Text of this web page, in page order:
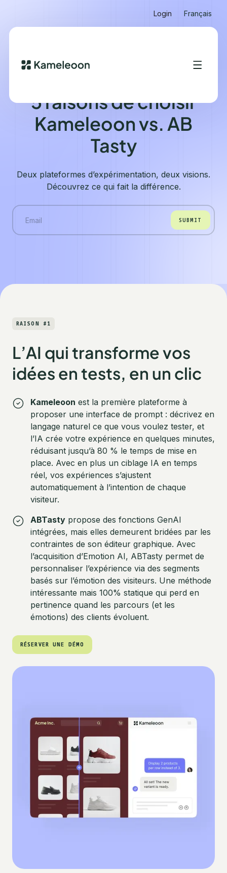
Login Français
5 raisons de choisir
Kameleoon vs. AB
Tasty
Deux plateformes d’expérimentation, deux visions.
Découvrez ce qui fait la différence.
SUBMIT
RAISON #1
L’AI qui transforme vos
idées en tests, en un clic
Kameleoon est la première plateforme à
proposer une interface de prompt : décrivez en
langage naturel ce que vous voulez tester, et
l’IA crée votre expérience en quelques minutes,
réduisant jusqu’à 80 % le temps de mise en
place. Avec en plus un ciblage IA en temps
réel, vos expériences s’ajustent
automatiquement à l’intention de chaque
visiteur.
ABTasty propose des fonctions GenAI
intégrées, mais elles demeurent bridées par les
contraintes de son éditeur graphique. Avec
l’acquisition d’Emotion AI, ABTasty permet de
personnaliser l’expérience via des segments
basés sur l’émotion des visiteurs. Une méthode
intéressante mais 100% statique qui perd en
pertinence quand les parcours (et les
émotions) des clients évoluent.
RÉSERVER UNE DÉMO
RÉSERVER UNE DÉMO